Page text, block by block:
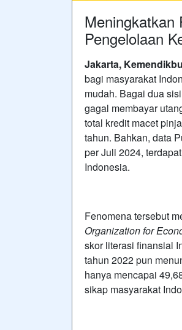
Meningkatkan
Pengelolaan
Jakarta,
bagi masyarakat
mudah. Bagai dua
gagal membayar
total kredit macet
tahun. Bahkan, data
per Juli 2024,
Indonesia.
Fenomena tersebut
Organization for
skor literasi finansial
tahun 2022 pun
hanya mencapai
sikap masyarakat